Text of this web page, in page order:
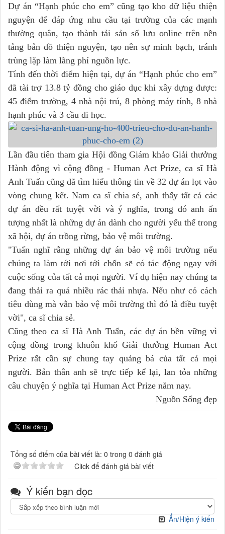
Dự án “Hạnh phúc cho em” cũng tạo kho dữ liệu thiện
nguyện để đáp ứng nhu cầu tại trường của các mạnh
thường quân, tạo thành tải sản số lưu online trên nền
tảng bản đồ thiện nguyện, tạo nên sự minh bạch, tránh
trùng lặp làm lãng phí nguồn lực.
Tính đến thời điểm hiện tại, dự án “Hạnh phúc cho em”
đã tài trợ 13.8 tỷ đồng cho giáo dục khi xây dựng được:
45 điểm trường, 4 nhà nội trú, 8 phòng máy tính, 8 nhà
hạnh phúc và 3 cầu đi học.
Lần đầu tiên tham gia Hội đồng Giám khảo Giải thưởng
Hành động vì cộng đồng - Human Act Prize, ca sĩ Hà
Anh Tuấn cũng đã tìm hiểu thông tin về 32 dự án lọt vào
vòng chung kết. Nam ca sĩ chia sẻ, anh thấy tất cả các
dự án đều rất tuyệt vời và ý nghĩa, trong đó anh ấn
tượng nhất là những dự án dành cho người yếu thế trong
xã hội, dự án trồng rừng, bảo vệ môi trường.
"Tuấn nghĩ rằng những dự án bảo vệ môi trường nếu
chúng ta làm tới nơi tới chốn sẽ có tác động ngay với
cuộc sống của tất cả mọi người. Ví dụ hiện nay chúng ta
đang thải ra quá nhiều rác thải nhựa. Nếu như có cách
tiêu dùng mà vẫn bảo vệ môi trường thì đó là điều tuyệt
vời", ca sĩ chia sẻ.
Cũng theo ca sĩ Hà Anh Tuấn, các dự án bền vững vì
cộng đồng trong khuôn khổ Giải thưởng Human Act
Prize rất cần sự chung tay quảng bá của tất cả mọi
người. Bản thân anh sẽ trực tiếp kể lại, lan tỏa những
câu chuyện ý nghĩa tại Human Act Prize năm nay.
Nguồn Sống đẹp
Tổng số điểm của bài viết là: 0 trong 0 đánh giá
Click để đánh giá bài viết
Ý kiến bạn đọc
Ẩn/Hiện ý kiến